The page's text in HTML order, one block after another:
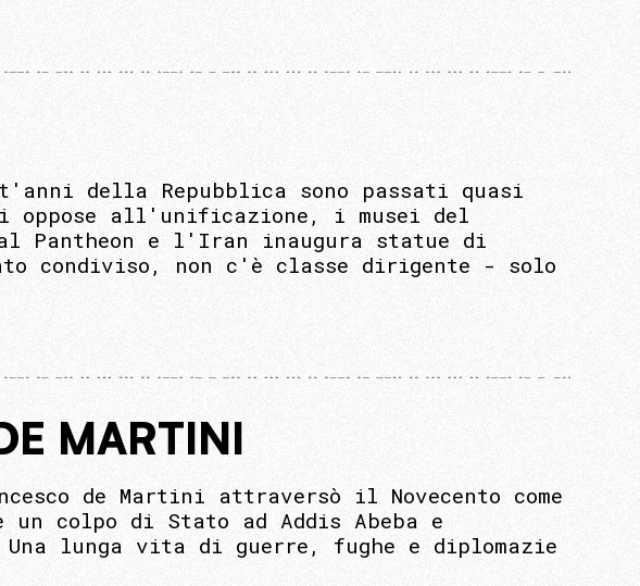
della Repubblica sono passati quasi
oppose all'unificazione, i musei del
Pantheon e l'Iran inaugura statue di
condiviso, non c'è classe dirigente - solo
MARTINI
de Martini attraversò il Novecento come
colpo di Stato ad Addis Abeba e
lunga vita di guerre, fughe e diplomazie